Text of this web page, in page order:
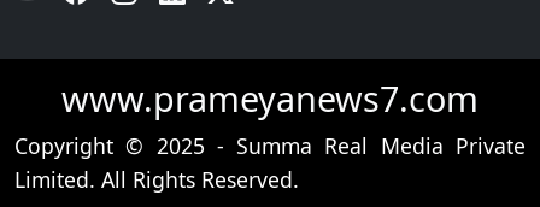
www.prameyanews7.com
Copyright © 2025 - Summa Real Media Private
Limited. All Rights Reserved.